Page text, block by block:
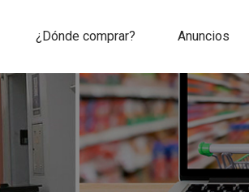
¿Dónde comprar? Anuncios